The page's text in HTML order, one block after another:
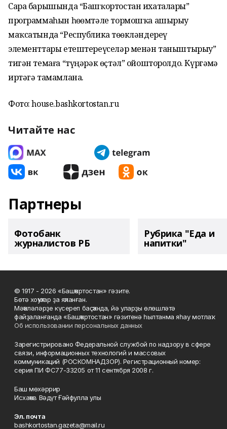
Сара барышында “Башҡортостан ихаталары”
программаһын һөҙөмтәле тормошҡа ашырыу
маҡсатында “Республика төҙөкләндереү
элементтары етештереүселәр менән таныштырыу”
тигән темаға “түңәрәк өҫтәл” ойошторолдо. Күргәҙмә
иртәгә тамамлана.
Фото: house.bashkortostan.ru
Читайте нас
Партнеры
Фотобанк
журналистов РБ
Рубрика "Еда и
напитки"
© 1917 - 2026 «Башҡортостан» гәзите.
Бөтә хоҡуҡтар ҙа яҡланған.
Мәҡәләләрҙе күсереп баҫҡанда, йә уларҙы өлөшләтә
файҙаланғанда «Башҡортостан» гәзитенә һылтанма яһау мотлаҡ.
Об использовании персональных данных
Зарегистрировано Федеральной службой по надзору в сфере
связи, информационных технологий и массовых
коммуникаций (РОСКОМНАДЗОР). Регистрационный номер:
серия ПИ ФС77-33205 от 11 сентября 2008 г.
Баш мөхәррир
Исхаҡов Вәдүт Ғәйфулла улы
Эл. почта
bashkortostan.gazeta@mail.ru